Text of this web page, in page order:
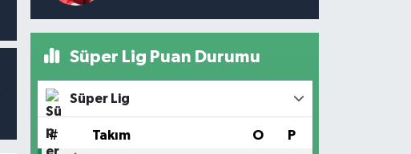
Süper Lig Puan Durumu
Süper Lig
# Takım O P